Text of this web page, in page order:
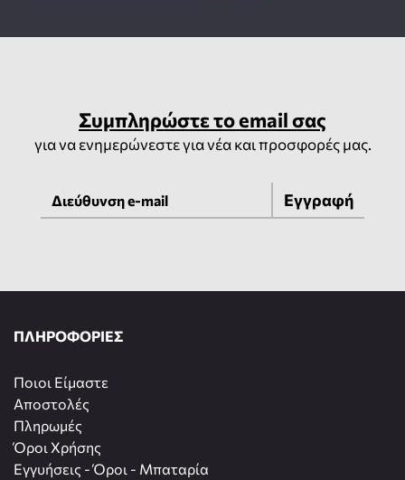
Συμπληρώστε το email σας
για να ενημερώνεστε για νέα και προσφορές μας.
Εγγραφή
ΠΛΗΡΟΦΟΡΙΕΣ
Ποιοι Είμαστε
Αποστολές
Πληρωμές
Όροι Χρήσης
Εγγυήσεις - Όροι - Μπαταρία